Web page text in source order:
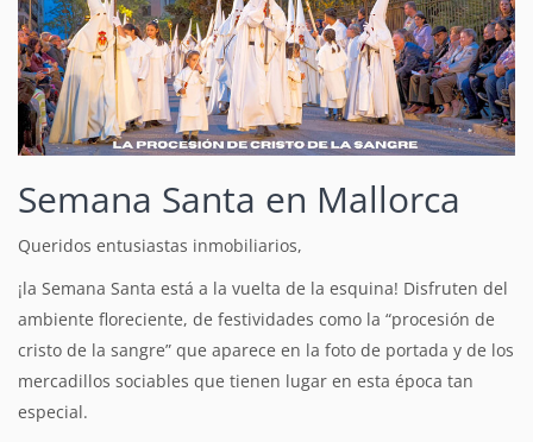
Semana Santa en Mallorca
Queridos entusiastas inmobiliarios,
¡la Semana Santa está a la vuelta de la esquina! Disfruten del
ambiente floreciente, de festividades como la “procesión de
cristo de la sangre” que aparece en la foto de portada y de los
mercadillos sociables que tienen lugar en esta época tan
especial.